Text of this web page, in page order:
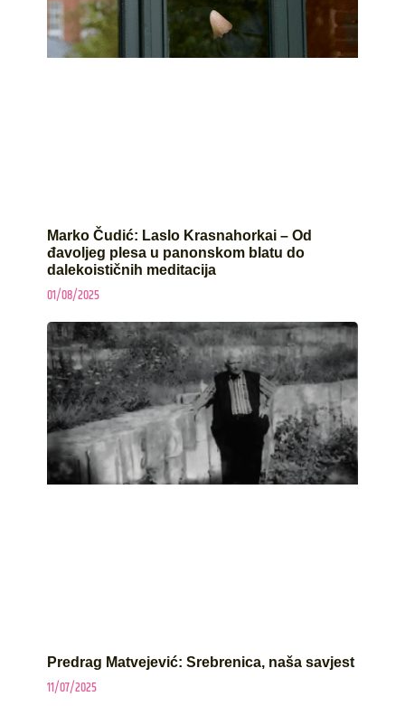
Marko Čudić: Laslo Krasnahorkai – Od
đavoljeg plesa u panonskom blatu do
dalekoističnih meditacija
01/08/2025
Predrag Matvejević: Srebrenica, naša savjest
11/07/2025